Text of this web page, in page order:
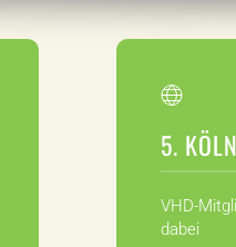
5.
VHD-
dabei